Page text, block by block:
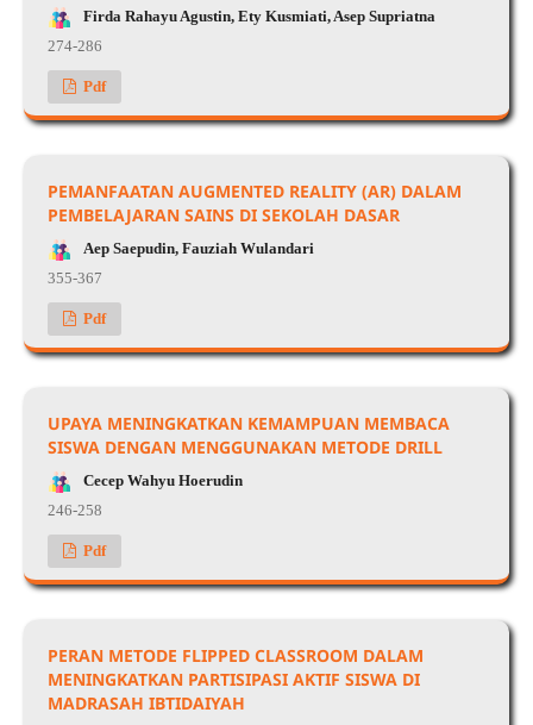
Firda Rahayu Agustin, Ety Kusmiati, Asep Supriatna
274-286
Pdf
PEMANFAATAN AUGMENTED REALITY (AR) DALAM
PEMBELAJARAN SAINS DI SEKOLAH DASAR
Aep Saepudin, Fauziah Wulandari
355-367
Pdf
UPAYA MENINGKATKAN KEMAMPUAN MEMBACA
SISWA DENGAN MENGGUNAKAN METODE DRILL
Cecep Wahyu Hoerudin
246-258
Pdf
PERAN METODE FLIPPED CLASSROOM DALAM
MENINGKATKAN PARTISIPASI AKTIF SISWA DI
MADRASAH IBTIDAIYAH